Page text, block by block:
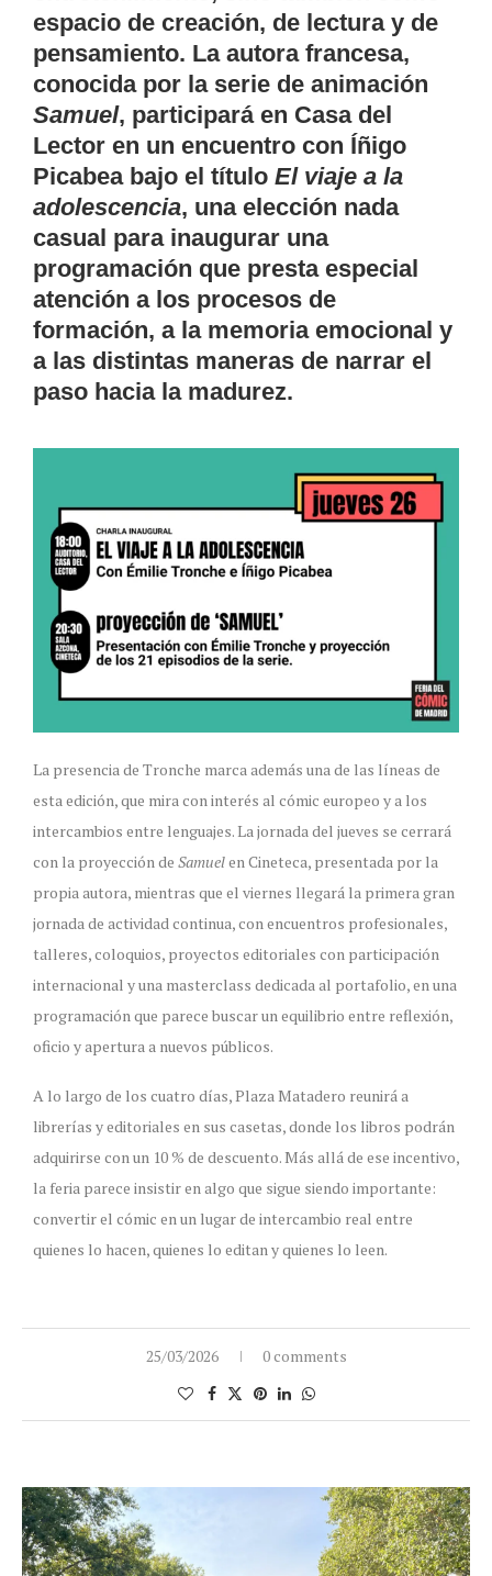
espacio de creación, de lectura y de
pensamiento. La autora francesa,
conocida por la serie de animación
Samuel, participará en Casa del
Lector en un encuentro con Íñigo
Picabea bajo el título El viaje a la
adolescencia, una elección nada
casual para inaugurar una
programación que presta especial
atención a los procesos de
formación, a la memoria emocional y
a las distintas maneras de narrar el
paso hacia la madurez.
La presencia de Tronche marca además una de las líneas de
esta edición, que mira con interés al cómic europeo y a los
intercambios entre lenguajes. La jornada del jueves se cerrará
con la proyección de Samuelen Cineteca, presentada por la
propia autora, mientras que el viernes llegará la primera gran
jornada de actividad continua, con encuentros profesionales,
talleres, coloquios, proyectos editoriales con participación
internacional y una masterclass dedicada al portafolio, en una
programación que parece buscar un equilibrio entre reflexión,
oficio y apertura a nuevos públicos.
A lo largo de los cuatro días, Plaza Matadero reunirá a
librerías y editoriales en sus casetas, donde los libros podrán
adquirirse con un 10 % de descuento. Más allá de ese incentivo,
la feria parece insistir en algo que sigue siendo importante:
convertir el cómic en un lugar de intercambio real entre
quienes lo hacen, quienes lo editan y quienes lo leen.
25/03/2026 0 comments